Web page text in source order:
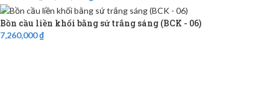
Bồn cầu liền khối bằng sứ trắng sáng (BCK - 06)
7,260,000₫